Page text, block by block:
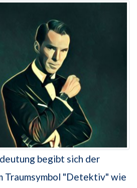
begibt sich der
Traumsymbol "Detektiv" wie